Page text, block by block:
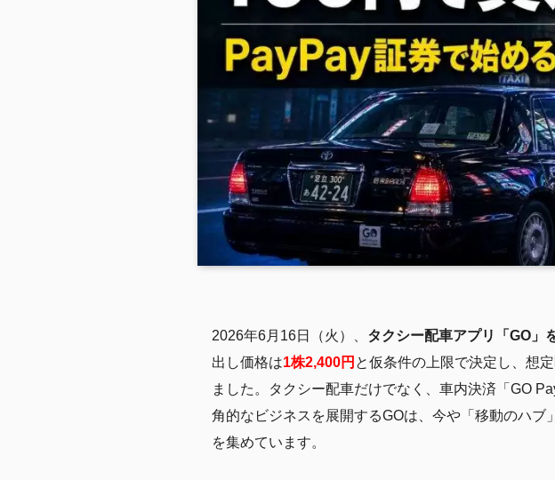
2026年6月16日（火）、 タクシー配車アプリ「GO」
出し価格は1株2,400円 と仮条件の上限で決定し、想
ました。タクシー配車だけでなく、車内決済「GO
角的なビジネスを展開するGOは、今や「移動のハ
を集めています。